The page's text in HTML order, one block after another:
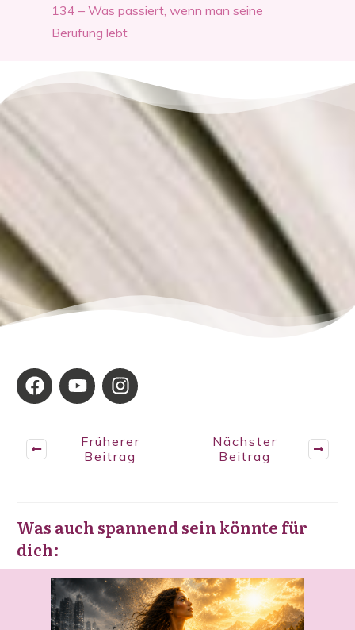
134 – Was passiert, wenn man seine
Berufung lebt
Früherer
Beitrag
Nächster
Beitrag
Was auch spannend sein könnte für
dich: